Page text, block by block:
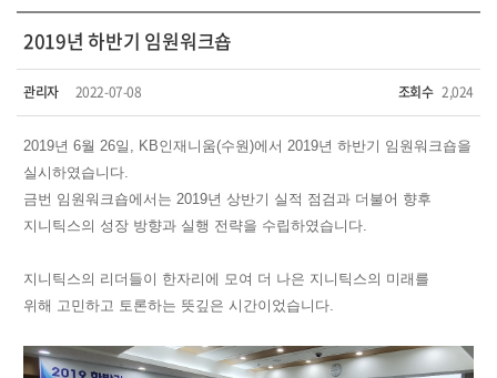
2019년 하반기 임원워크숍
관리자 2022-07-08 조회수 2,024
2019년 6월 26일, KB인재니움(수원)에서 2019년 하반기 임원워크숍을
실시하였습니다.
금번 임원워크숍에서는 2019년 상반기 실적 점검과 더불어 향후
지니틱스의 성장 방향과 실행 전략을 수립하였습니다.
지니틱스의 리더들이 한자리에 모여 더 나은 지니틱스의 미래를
위해 고민하고 토론하는 뜻깊은 시간이었습니다.